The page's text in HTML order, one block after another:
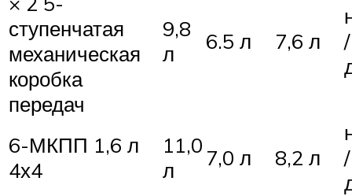
ступенчатая
механическая
коробка
передач
9,8
л
6.5 л 7,6 л
/
6-МКПП 1,6 л
4х4
11,0
л
7,0 л 8,2 л
/